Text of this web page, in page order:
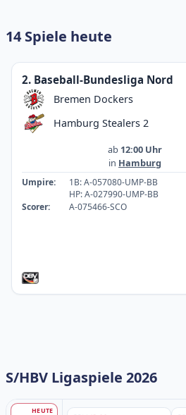
14 Spiele heute
2. Baseball-Bundesliga Nord
Bremen Dockers
Hamburg Stealers 2
ab 12:00 Uhr
in Hamburg
Umpire:
1B: A-057080-UMP-BB
HP: A-027990-UMP-BB
Scorer:
A-075466-SCO
S/HBV Ligaspiele 2026
HEUTE